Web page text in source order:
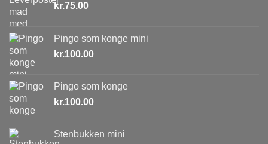
kr.75.00
Pingo som konge mini
kr.100.00
Pingo som konge
kr.100.00
Stenbukken mini